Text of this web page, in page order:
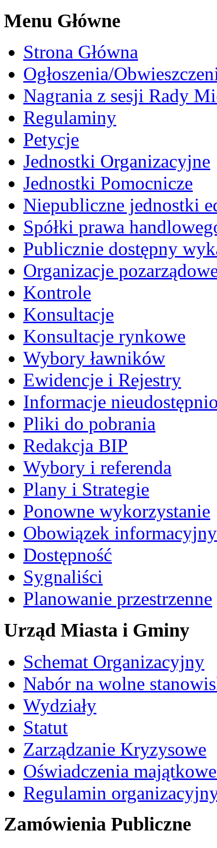
Menu Główne
Strona Główna
Ogłoszenia/
Nagrania z sesji Rady
Regulaminy
Petycje
Jednostki Organizacyjne
Jednostki Pomocnicze
Niepubliczne jednostki
Spółki prawa
Publicznie dostępny
Organizacje
Kontrole
Konsultacje
Konsultacje rynkowe
Wybory ławników
Ewidencje i Rejestry
Informacje
Pliki do pobrania
Redakcja BIP
Wybory i referenda
Plany i Strategie
Ponowne wykorzystanie
Obowiązek informacyjny
Dostępność
Sygnaliści
Planowanie przestrzenne
Urząd Miasta i Gminy
Schemat Organizacyjny
Nabór na wolne
Wydziały
Statut
Zarządzanie Kryzysowe
Oświadczenia
Regulamin
Zamówienia Publiczne